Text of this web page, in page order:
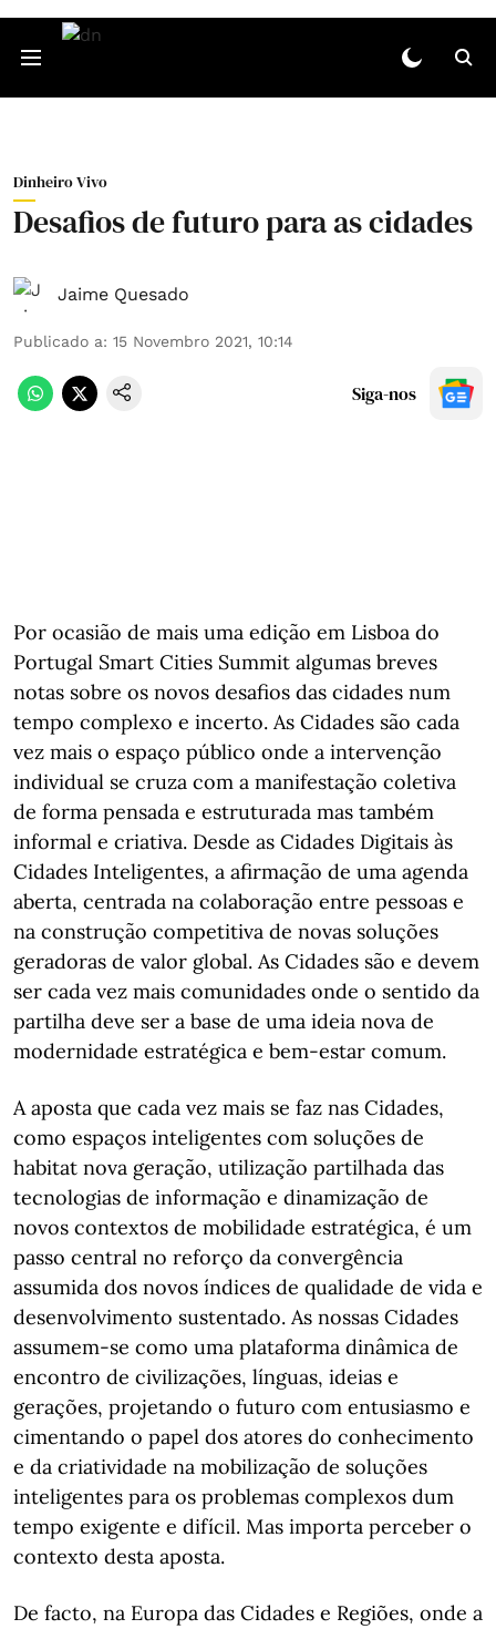
Dinheiro Vivo
Desafios de futuro para as cidades
Jaime Quesado
Publicado a: 15 Novembro 2021, 10:14
Siga-nos
Por ocasião de mais uma edição em Lisboa do
Portugal Smart Cities Summit algumas breves
notas sobre os novos desafios das cidades num
tempo complexo e incerto. As Cidades são cada
vez mais o espaço público onde a intervenção
individual se cruza com a manifestação coletiva
de forma pensada e estruturada mas também
informal e criativa. Desde as Cidades Digitais às
Cidades Inteligentes, a afirmação de uma agenda
aberta, centrada na colaboração entre pessoas e
na construção competitiva de novas soluções
geradoras de valor global. As Cidades são e devem
ser cada vez mais comunidades onde o sentido da
partilha deve ser a base de uma ideia nova de
modernidade estratégica e bem-estar comum.
A aposta que cada vez mais se faz nas Cidades,
como espaços inteligentes com soluções de
habitat nova geração, utilização partilhada das
tecnologias de informação e dinamização de
novos contextos de mobilidade estratégica, é um
passo central no reforço da convergência
assumida dos novos índices de qualidade de vida e
desenvolvimento sustentado. As nossas Cidades
assumem-se como uma plataforma dinâmica de
encontro de civilizações, línguas, ideias e
gerações, projetando o futuro com entusiasmo e
cimentando o papel dos atores do conhecimento
e da criatividade na mobilização de soluções
inteligentes para os problemas complexos dum
tempo exigente e difícil. Mas importa perceber o
contexto desta aposta.
De facto, na Europa das Cidades e Regiões, onde a